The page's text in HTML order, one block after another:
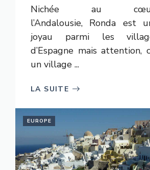
Nichée au
l’Andalousie, Ronda est
joyau parmi les
d’Espagne mais attention,
un village ...
LA SUITE
EUROPE